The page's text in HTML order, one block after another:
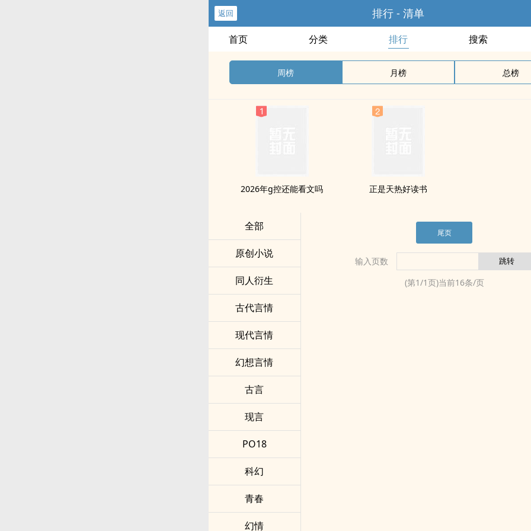
返回 排行 - 清单
首页 分类 排行 搜索
周榜 月榜 总榜
2026年g控还能看文吗 正是天热好读书
全部
原创小说
同人衍生
古代言情
现代言情
幻想言情
古言
现言
PO18
科幻
青春
幻情
尾页
输入页数
(第1/1页)当前16条/页